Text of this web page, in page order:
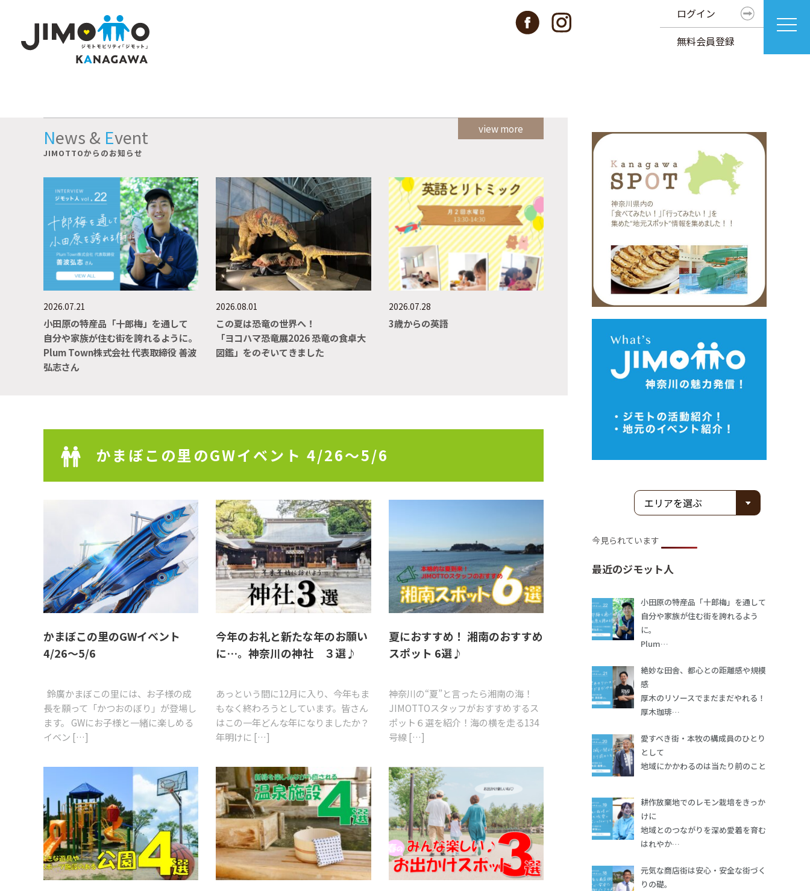
ログイン
無料会員登録
News & Event
JIMOTTOからのお知らせ
2026.07.21
小田原の特産品「十郎梅」を通して
自分や家族が住む街を誇れるように。
Plum Town株式会社 代表取締役 善波
弘志さん
2026.08.01
この夏は恐竜の世界へ！
「ヨコハマ恐竜展2026 恐竜の食卓大
図鑑」をのぞいてきました
2026.07.28
3歳からの英語
view more
かまぼこの里のGWイベント 4/26～5/6
かまぼこの里のGWイベント
4/26～5/6
鈴廣かまぼこの里には、お子様の成
長を願って「かつおのぼり」が登場し
ます。 GWにお子様と一緒に楽しめる
イベン […]
今年のお礼と新たな年のお願い
に…。神奈川の神社 ３選♪
あっという間に12月に入り、今年もま
もなく終わろうとしています。皆さん
はこの一年どんな年になりましたか？
年明けに […]
夏におすすめ！ 湘南のおすすめ
スポット 6選♪
神奈川の“夏”と言ったら湘南の海！
JIMOTTOスタッフがおすすめするス
ポット６選を紹介！海の横を走る134
号線 […]
今見られています
最近のジモット人
小田原の特産品「十郎梅」を通して
自分や家族が住む街を誇れるよう
に。
Plum…
絶妙な田舎、都心との距離感や規模
感
厚木のリソースでまだまだやれる！
厚木珈琲…
愛すべき街・本牧の構成員のひとり
として
地域にかかわるのは当たり前のこと
耕作放棄地でのレモン栽培をきっか
けに
地域とのつながりを深め愛着を育む
はれやか…
元気な商店街は安心・安全な街づく
りの礎。